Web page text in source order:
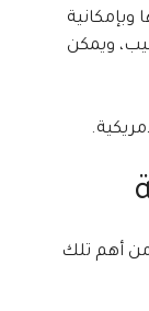
وبإمكانية
ويمكن
أهم تلك